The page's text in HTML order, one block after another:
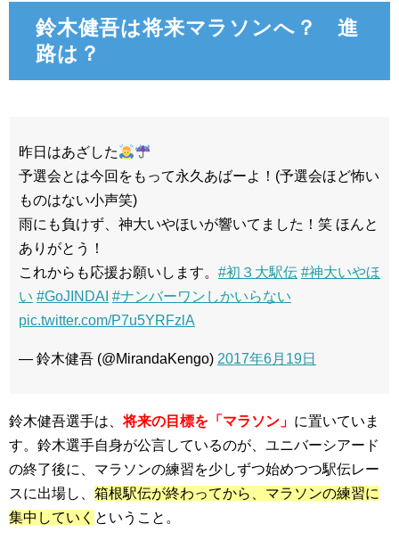
鈴木健吾は将来マラソンへ？ 進
路は？
昨日はあざした
予選会とは今回をもって永久あばーよ！(予選会ほど怖い
ものはない小声笑)
雨にも負けず、神大いやほいが響いてました！笑 ほんと
ありがとう！
これからも応援お願いします。 #初３大駅伝 #神大いやほ
い #GoJINDAI #ナンバーワンしかいらない
pic.twitter.com/P7u5YRFzlA
— 鈴木健吾 (@MirandaKengo) 2017年6月19日
鈴木健吾選手は、将来の目標を「マラソン」 に置いていま
す。鈴木選手自身が公言しているのが、ユニバーシアード
の終了後に、マラソンの練習を少しずつ始めつつ駅伝レー
スに出場し、 箱根駅伝が終わってから、マラソンの練習に
集中していく ということ。